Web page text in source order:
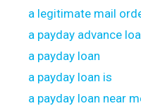
a legitimate mail
a payday advance
a payday loan
a payday loan is
a payday loan near